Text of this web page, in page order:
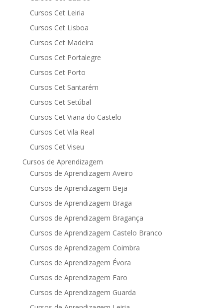
Cursos Cet Leiria
Cursos Cet Lisboa
Cursos Cet Madeira
Cursos Cet Portalegre
Cursos Cet Porto
Cursos Cet Santarém
Cursos Cet Setúbal
Cursos Cet Viana do Castelo
Cursos Cet Vila Real
Cursos Cet Viseu
Cursos de Aprendizagem
Cursos de Aprendizagem Aveiro
Cursos de Aprendizagem Beja
Cursos de Aprendizagem Braga
Cursos de Aprendizagem Bragança
Cursos de Aprendizagem Castelo Branco
Cursos de Aprendizagem Coimbra
Cursos de Aprendizagem Évora
Cursos de Aprendizagem Faro
Cursos de Aprendizagem Guarda